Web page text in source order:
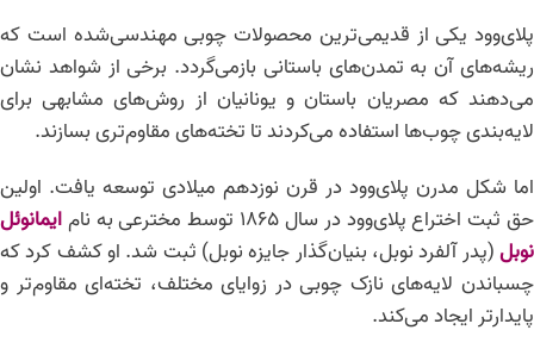
پلای‌وود یکی از قدیمی‌ترین محصولات چوبی مهندسی‌شده است که
ریشه‌های آن به تمدن‌های باستانی بازمی‌گردد. برخی از شواهد نشان
می‌دهند که مصریان باستان و یونانیان از روش‌های مشابهی برای
لایه‌بندی چوب‌ها استفاده می‌کردند تا تخته‌های مقاوم‌تری بسازند.
اما شکل مدرن پلای‌وود در قرن نوزدهم میلادی توسعه یافت. اولین
حق ثبت اختراع پلای‌وود در سال ۱۸۶۵ توسط مخترعی به نام
ایمانوئل
نوبل(پدر آلفرد نوبل، بنیان‌گذار جایزه نوبل) ثبت شد. او کشف کرد که
چسباندن لایه‌های نازک چوبی در زوایای مختلف، تخته‌ای مقاوم‌تر و
پایدارتر ایجاد می‌کند.